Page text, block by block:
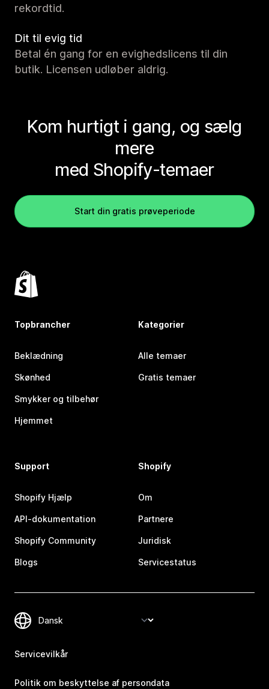
rekordtid.
Dit til evig tid
Betal én gang for en evighedslicens til din
butik. Licensen udløber aldrig.
Kom hurtigt i gang, og sælg
mere
med Shopify-temaer
Start din gratis prøveperiode
Topbrancher
Beklædning
Skønhed
Smykker og tilbehør
Hjemmet
Kategorier
Alle temaer
Gratis temaer
Support
Shopify Hjælp
API-dokumentation
Shopify Community
Blogs
Shopify
Om
Partnere
Juridisk
Servicestatus
Servicevilkår
Politik om beskyttelse af persondata